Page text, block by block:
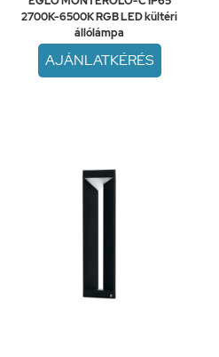
2700K-6500K RGB LED kültéri
állólámpa
AJÁNLATKÉRÉS